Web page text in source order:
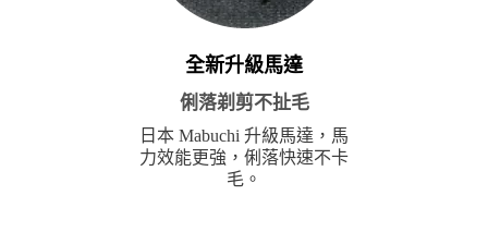
全新升級馬達
俐落剃剪不扯毛
日本 Mabuchi 升級馬達，馬
力效能更強，俐落快速不卡
毛。